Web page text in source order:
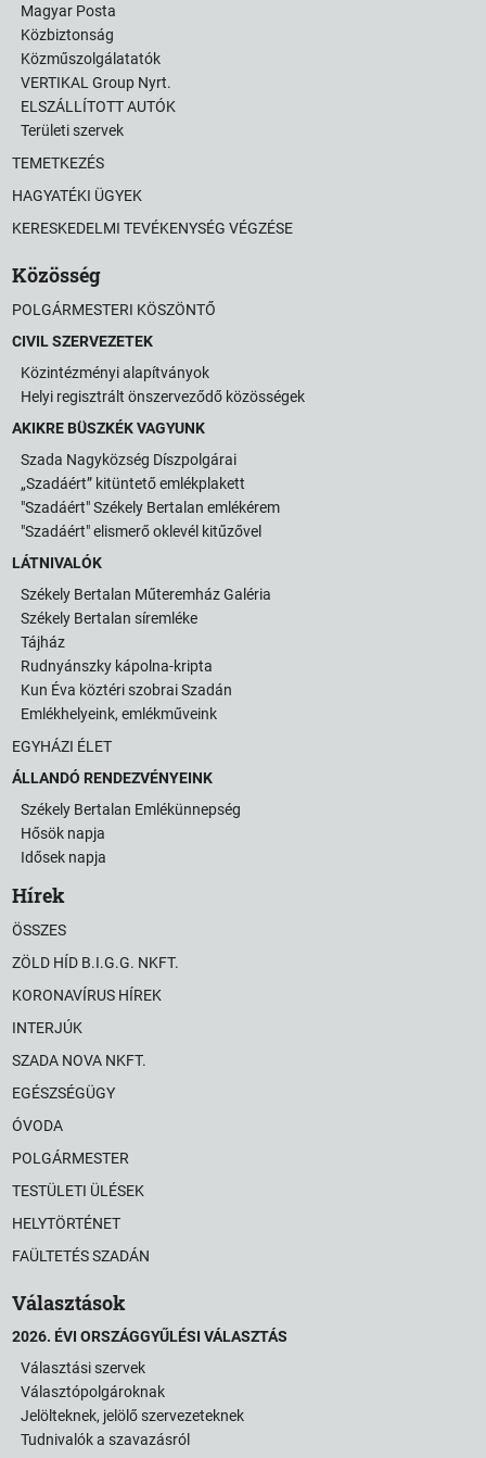
Magyar Posta
Közbiztonság
Közműszolgálatatók
VERTIKAL Group Nyrt.
ELSZÁLLÍTOTT AUTÓK
Területi szervek
TEMETKEZÉS
HAGYATÉKI ÜGYEK
KERESKEDELMI TEVÉKENYSÉG VÉGZÉSE
Közösség
POLGÁRMESTERI KÖSZÖNTŐ
CIVIL SZERVEZETEK
Közintézményi alapítványok
Helyi regisztrált önszerveződő közösségek
AKIKRE BÜSZKÉK VAGYUNK
Szada Nagyközség Díszpolgárai
„Szadáért” kitüntető emlékplakett
"Szadáért" Székely Bertalan emlékérem
"Szadáért" elismerő oklevél kitűzővel
LÁTNIVALÓK
Székely Bertalan Műteremház Galéria
Székely Bertalan síremléke
Tájház
Rudnyánszky kápolna-kripta
Kun Éva köztéri szobrai Szadán
Emlékhelyeink, emlékműveink
EGYHÁZI ÉLET
ÁLLANDÓ RENDEZVÉNYEINK
Székely Bertalan Emlékünnepség
Hősök napja
Idősek napja
Hírek
ÖSSZES
ZÖLD HÍD B.I.G.G. NKFT.
KORONAVÍRUS HÍREK
INTERJÚK
SZADA NOVA NKFT.
EGÉSZSÉGÜGY
ÓVODA
POLGÁRMESTER
TESTÜLETI ÜLÉSEK
HELYTÖRTÉNET
FAÜLTETÉS SZADÁN
Választások
2026. ÉVI ORSZÁGGYŰLÉSI VÁLASZTÁS
Választási szervek
Választópolgároknak
Jelölteknek, jelölő szervezeteknek
Tudnivalók a szavazásról